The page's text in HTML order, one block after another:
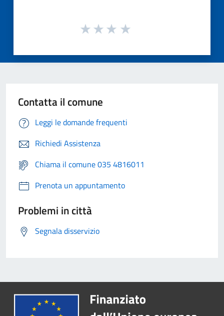
Contatta il comune
Leggi le domande frequenti
Richiedi Assistenza
Chiama il comune 035 4816011
Prenota un appuntamento
Problemi in città
Segnala disservizio